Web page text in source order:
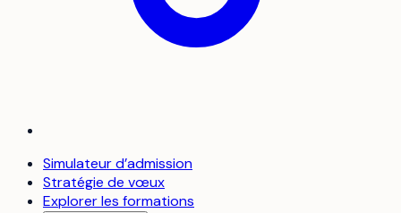
Simulateur d’admission
Stratégie de vœux
Explorer les formations